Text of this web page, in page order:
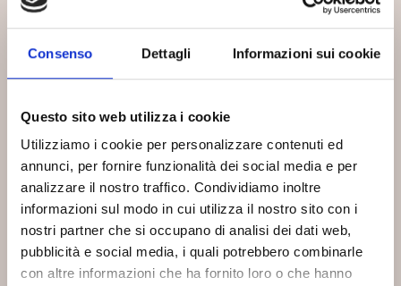
Consenso Dettagli Informazioni sui cookie
Questo sito web utilizza i cookie
Utilizziamo i cookie per personalizzare contenuti ed
annunci, per fornire funzionalità dei social media e per
analizzare il nostro traffico. Condividiamo inoltre
informazioni sul modo in cui utilizza il nostro sito con i
nostri partner che si occupano di analisi dei dati web,
pubblicità e social media, i quali potrebbero combinarle
con altre informazioni che ha fornito loro o che hanno
La qualità di ciò che degusti da Bea parte da
una attenta selezione delle materie prime.
Che tu sieda nelle sale del ristorante o nel
dehor, sarai accolto in una piacevole
atmosfera.